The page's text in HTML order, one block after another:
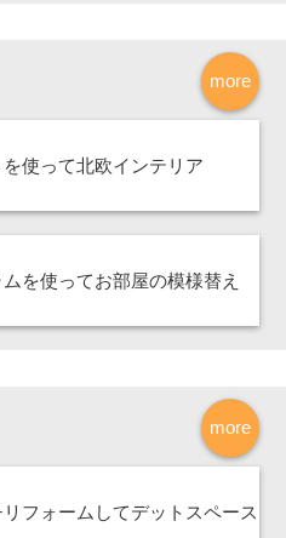
more
使って北欧インテリア
を使ってお部屋の模様替え
more
フォームしてデットスペース